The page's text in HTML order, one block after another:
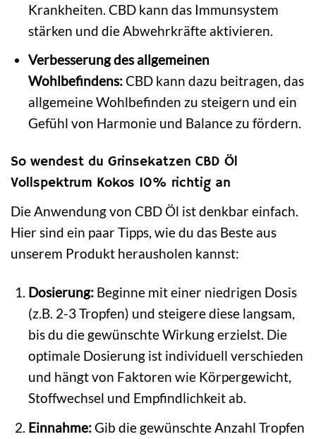
Krankheiten. CBD kann das Immunsystem
stärken und die Abwehrkräfte aktivieren.
Verbesserung des allgemeinen
Wohlbefindens:CBD kann dazu beitragen, das
allgemeine Wohlbefinden zu steigern und ein
Gefühl von Harmonie und Balance zu fördern.
So wendest du Grinsekatzen CBD Öl
Vollspektrum Kokos 10% richtig an
Die Anwendung von CBD Öl ist denkbar einfach.
Hier sind ein paar Tipps, wie du das Beste aus
unserem Produkt herausholen kannst:
Dosierung: Beginne mit einer niedrigen Dosis
(z.B. 2-3 Tropfen) und steigere diese langsam,
bis du die gewünschte Wirkung erzielst. Die
optimale Dosierung ist individuell verschieden
und hängt von Faktoren wie Körpergewicht,
Stoffwechsel und Empfindlichkeit ab.
Einnahme:Gib die gewünschte Anzahl Tropfen